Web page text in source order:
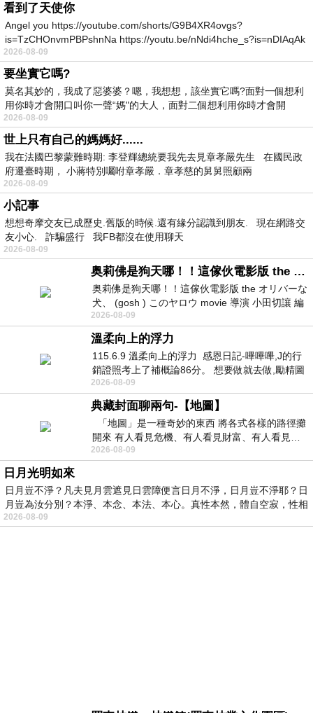
看到了天使你
Angel you https://youtube.com/shorts/G9B4XR4ovgs?
is=TzCHOnvmPBPshnNa https://youtu.be/nNdi4hche_s?is=nDIAqAk
2026-08-09
要坐實它嗎?
莫名其妙的，我成了惡婆婆？嗯，我想想，該坐實它嗎?面對一個想利
用你時才會開口叫你一聲“媽"的大人，面對二個想利用你時才會開
2026-08-09
世上只有自己的媽媽好......
我在法國巴黎蒙難時期: 李登輝總統要我先去見章孝嚴先生 在國民政
府遷臺時期， 小蔣特別囑咐章孝嚴．章孝慈的舅舅照顧兩
2026-08-09
小記事
想想奇摩交友已成歷史.舊版的時候.還有緣分認識到朋友. 現在網路交
友小心. 詐騙盛行 我FB都沒在使用聊天
2026-08-09
奥莉佛是狗天哪！！這傢伙電影版 the オリバーな犬、 (gosh ) このヤロウ movie
奥莉佛是狗天哪！！這傢伙電影版 the オリバーな
犬、 (gosh ) このヤロウ movie 導演 小田切讓 編
劇: 小田切讓 主演: 小田切讓
2026-08-09
溫柔向上的浮力
115.6.9 溫柔向上的浮力 感恩日記-嗶嗶嗶,J的行
銷證照考上了補概論86分。 想要做就去做,勵精圖
治大成功,也是表法,堅持和努力
2026-08-09
典藏封面聊兩句-【地圖】
「地圖」是一種奇妙的東西 將各式各樣的路徑攤
開來 有人看見危機、有人看見財富、有人看見…
從中可以發掘出不同的
2026-08-09
日月光明如來
日月豈不淨？凡夫見月雲遮見日雲障便言日月不淨，日月豈不淨耶？日
月豈為汝分別？本淨、本念、本法、本心。真性本然，體自空寂，性相
2026-08-09